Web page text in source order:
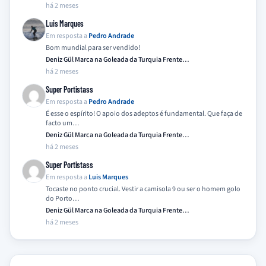
há 2 meses
Luis Marques
Em resposta a Pedro Andrade
Bom mundial para ser vendido!
Deniz Gül Marca na Goleada da Turquia Frente…
há 2 meses
Super Portistass
Em resposta a Pedro Andrade
É esse o espírito! O apoio dos adeptos é fundamental. Que faça de
facto um…
Deniz Gül Marca na Goleada da Turquia Frente…
há 2 meses
Super Portistass
Em resposta a Luis Marques
Tocaste no ponto crucial. Vestir a camisola 9 ou ser o homem golo
do Porto…
Deniz Gül Marca na Goleada da Turquia Frente…
há 2 meses